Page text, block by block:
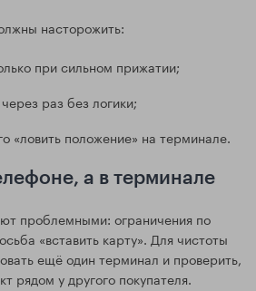
насторожить:
при сильном прижатии;
раз без логики;
«ловить положение» на терминале.
а в терминале
проблемными: ограничения по
«вставить карту». Для чистоты
ещё один терминал и проверить,
рядом у другого покупателя.